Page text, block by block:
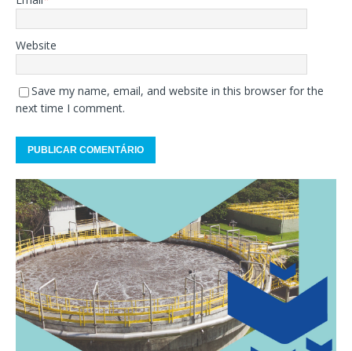
Website
Save my name, email, and website in this browser for the
next time I comment.